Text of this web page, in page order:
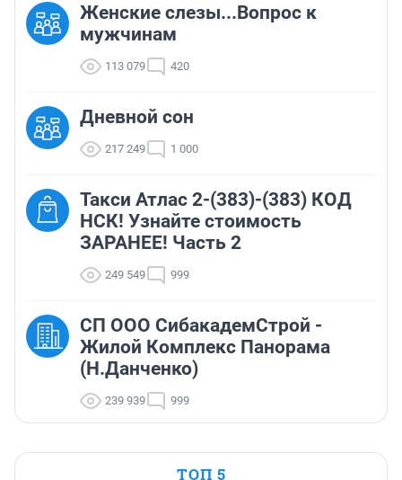
Женские слезы...Вопрос к
мужчинам
113 079 420
Дневной сон
217 249 1 000
Такси Атлас 2-(383)-(383) КОД
НСК! Узнайте стоимость
ЗАРАНЕЕ! Часть 2
249 549 999
СП ООО СибакадемСтрой -
Жилой Комплекс Панорама
(Н.Данченко)
239 939 999
ТОП 5